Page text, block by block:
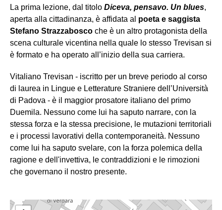
La prima lezione, dal titolo Diceva, pensavo. Un blues,
aperta alla cittadinanza, è affidata al poeta e saggista
Stefano Strazzabosco che è un altro protagonista della
scena culturale vicentina nella quale lo stesso Trevisan si
è formato e ha operato all’inizio della sua carriera.
Vitaliano Trevisan - iscritto per un breve periodo al corso
di laurea in Lingue e Letterature Straniere dell’Università
di Padova - è il maggior prosatore italiano del primo
Duemila. Nessuno come lui ha saputo narrare, con la
stessa forza e la stessa precisione, le mutazioni territoriali
e i processi lavorativi della contemporaneità. Nessuno
come lui ha saputo svelare, con la forza polemica della
ragione e dell'invettiva, le contraddizioni e le rimozioni
che governano il nostro presente.